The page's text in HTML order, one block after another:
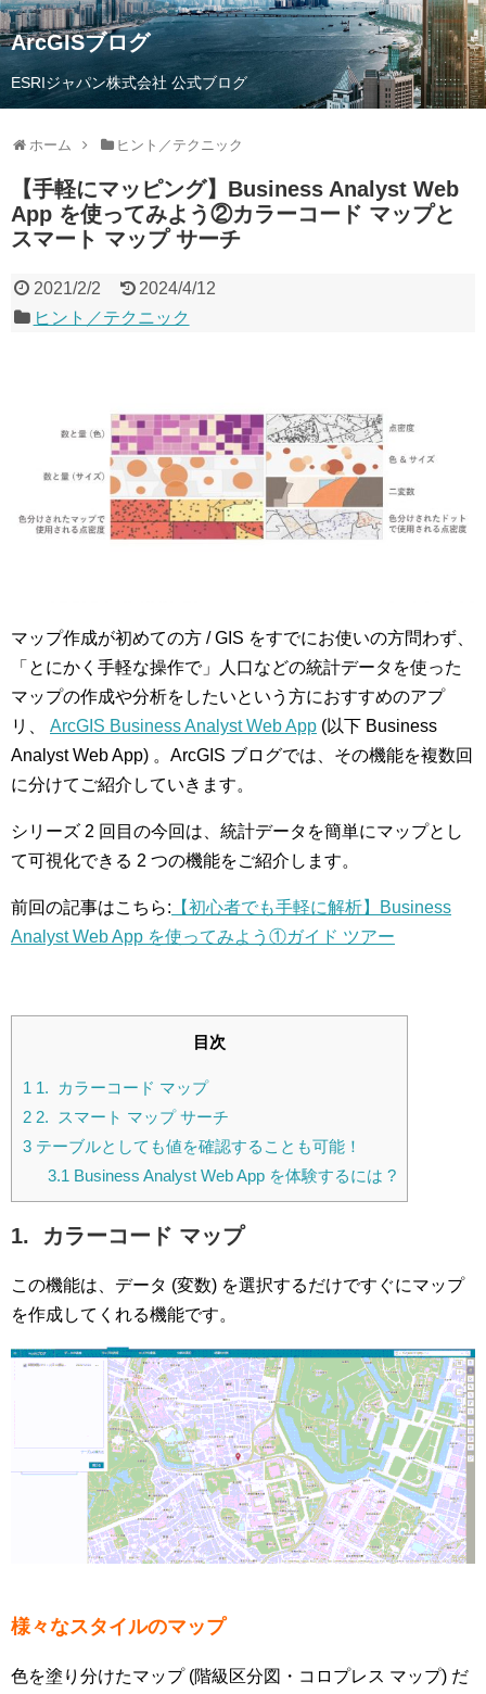
ArcGISブログ
ESRIジャパン株式会社 公式ブログ
ホーム ヒント／テクニック
【手軽にマッピング】Business Analyst Web
App を使ってみよう②カラーコード マップと
スマート マップ サーチ
2021/2/2
2024/4/12
ヒント／テクニック
マップ作成が初めての方 / GIS をすでにお使いの方問わず、
「とにかく手軽な操作で」人口などの統計データを使った
マップの作成や分析をしたいという方におすすめのアプ
リ、 ArcGIS Business Analyst Web App (以下 Business
Analyst Web App) 。ArcGIS ブログでは、その機能を複数回
に分けてご紹介していきます。
シリーズ 2 回目の今回は、統計データを簡単にマップとし
て可視化できる 2 つの機能をご紹介します。
前回の記事はこちら: 【初心者でも手軽に解析】Business
Analyst Web App を使ってみよう①ガイド ツアー
目次
1 1. カラーコード マップ
2 2. スマート マップ サーチ
3 テーブルとしても値を確認することも可能！
3.1 Business Analyst Web App を体験するには ?
1. カラーコード マップ
この機能は、データ (変数) を選択するだけですぐにマップ
を作成してくれる機能です。
様々なスタイルのマップ
色を塗り分けたマップ (階級区分図・コロプレス マップ) だ